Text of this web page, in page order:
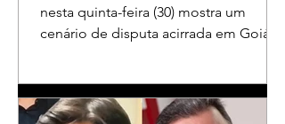
nesta quinta-feira (30) mostra um
cenário de disputa acirrada em Goiás
aparece com 33% das intenções de
voto no primeiro turno, seguido pelo